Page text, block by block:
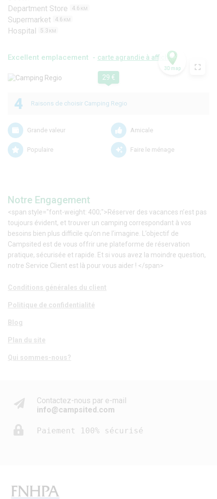
Department Store 4.6 KM
Supermarket 4.6 KM
Hospital 5.3 KM
Excellent emplacement - carte agrandie à afficher
29 €
3D map
4 Raisons de choisir Camping Regio
Grande valeur Amicale
Populaire Faire le ménage
Notre Engagement
<span style="font-weight: 400;">Réserver des vacances n’est pas
toujours évident, et trouver un camping correspondant à vos
besoins bien plus difficile qu’on ne l’imagine. L’objectif de
Campsited est de vous offrir une plateforme de réservation
pratique, sécurisée et rapide. Et si vous avez la moindre question,
notre Service Client est là pour vous aider ! </span>
Conditions générales du client
Politique de confidentialité
Blog
Plan du site
Qui sommes-nous?
Contactez-nous par e-mail
info@campsited.com
Paiement 100% sécurisé